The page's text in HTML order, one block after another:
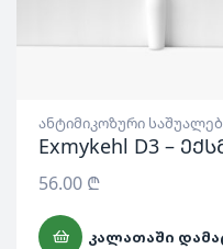
ანტიმიკოზური
Exmykehl D3 –
56.00 ₾
ᲙᲐᲚᲐᲗᲐᲨᲘ